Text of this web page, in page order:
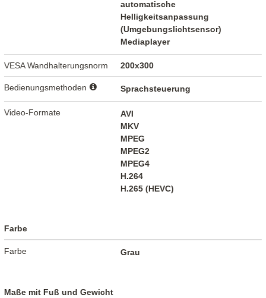
automatische
Helligkeitsanpassung
(Umgebungslichtsensor)
Mediaplayer
VESA Wandhalterungsnorm 200x300
Bedienungsmethoden Sprachsteuerung
Video-Formate
AVI
MKV
MPEG
MPEG2
MPEG4
H.264
H.265 (HEVC)
Farbe
Farbe Grau
Maße mit Fuß und Gewicht